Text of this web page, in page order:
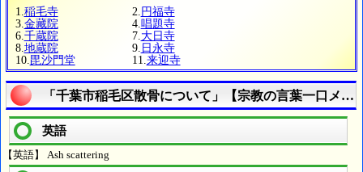
1. 稲毛寺 2. 円福寺
3. 金藏院 4. 唱題寺
6. 千蔵院 7. 大日寺
8. 地蔵院 9. 日永寺
10. 毘沙門堂 11. 来迎寺
「千葉市稲毛区散骨について」【宗教の言葉一口メモ
英語
【英語】 Ash scattering